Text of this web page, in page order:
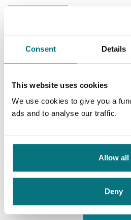
Consent Details
This website uses cookies
We use cookies to give you a
ads and to analyse our traffic.
Allow all
Deny
Babblarna /
Ebok
Pris 229,–
Bursdag
Babblarna /